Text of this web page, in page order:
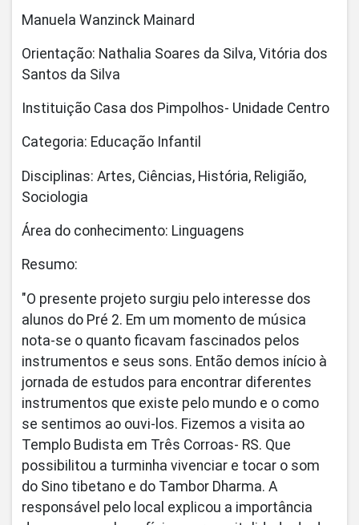
Manuela Wanzinck Mainard
Orientação: Nathalia Soares da Silva, Vitória dos
Santos da Silva
Instituição Casa dos Pimpolhos- Unidade Centro
Categoria: Educação Infantil
Disciplinas: Artes, Ciências, História, Religião,
Sociologia
Área do conhecimento: Linguagens
Resumo:
"O presente projeto surgiu pelo interesse dos
alunos do Pré 2. Em um momento de música
nota-se o quanto ficavam fascinados pelos
instrumentos e seus sons. Então demos início à
jornada de estudos para encontrar diferentes
instrumentos que existe pelo mundo e o como
se sentimos ao ouvi-los. Fizemos a visita ao
Templo Budista em Três Corroas- RS. Que
possibilitou a turminha vivenciar e tocar o som
do Sino tibetano e do Tambor Dharma. A
responsável pelo local explicou a importância